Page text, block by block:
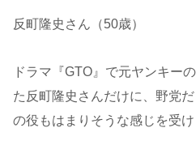
反町隆史さん（50歳）
ドラマ『GTO』で元ヤンキー
た反町隆史さんだけに、野党
の役もはまりそうな感じを受け